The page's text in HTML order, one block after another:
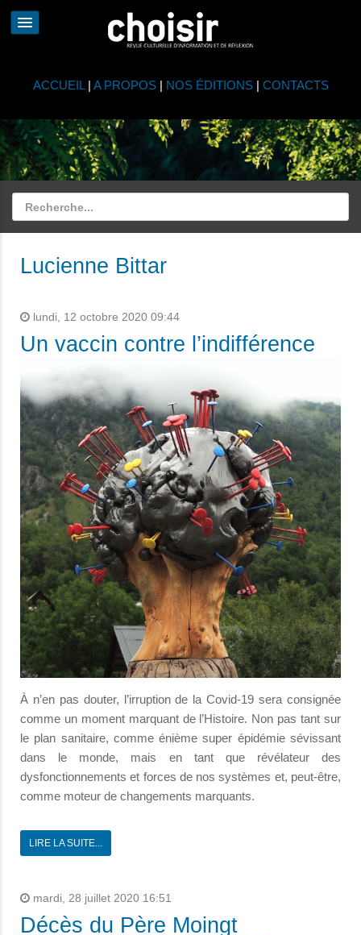
ACCUEIL | A PROPOS| NOS ÉDITIONS| CONTACTS
Lucienne Bittar
lundi, 12 octobre 2020 09:44
Un vaccin contre l’indifférence
À n’en pas douter, l’irruption de la Covid-19 sera consignée
comme un moment marquant de l’Histoire. Non pas tant sur
le plan sanitaire, comme énième super épidémie sévissant
dans le monde, mais en tant que révélateur des
dysfonctionnements et forces de nos systèmes et, peut-être,
comme moteur de changements marquants.
LIRE LA SUITE...
mardi, 28 juillet 2020 16:51
Décès du Père Moingt